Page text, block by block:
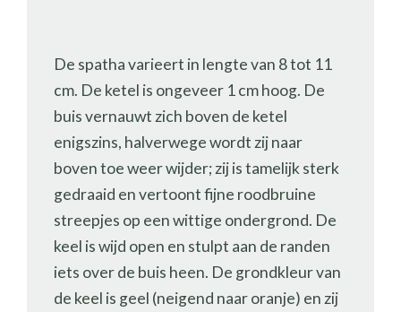
De spatha varieert in lengte van 8 tot 11
cm. De ketel is ongeveer 1 cm hoog. De
buis vernauwt zich boven de ketel
enigszins, halverwege wordt zij naar
boven toe weer wijder; zij is tamelijk sterk
gedraaid en vertoont fijne roodbruine
streepjes op een wittige ondergrond. De
keel is wijd open en stulpt aan de randen
iets over de buis heen. De grondkleur van
de keel is geel (neigend naar oranje) en zij